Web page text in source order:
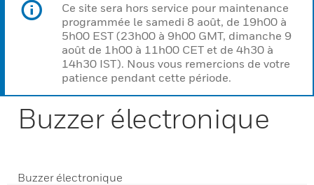
Ce site sera hors service pour maintenance
programmée le samedi 8 août, de 19h00 à
5h00 EST (23h00 à 9h00 GMT, dimanche 9
août de 1h00 à 11h00 CET et de 4h30 à
14h30 IST). Nous vous remercions de votre
patience pendant cette période.
Buzzer électronique
Buzzer électronique